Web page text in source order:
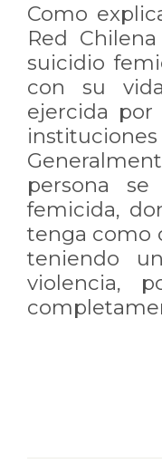
Como
Red
suicidio
con su
ejercida
persona
femicida,
tenga como
teniendo
violencia,